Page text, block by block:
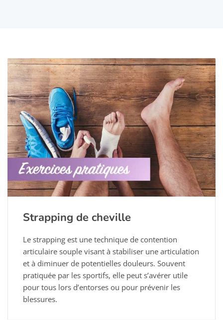
Strapping de cheville
Le strapping est une technique de contention
articulaire souple visant à stabiliser une articulation
et à diminuer de potentielles douleurs. Souvent
pratiquée par les sportifs, elle peut s’avérer utile
pour tous lors d’entorses ou pour prévenir les
blessures.